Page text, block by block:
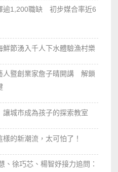
逾1,200職缺 初步媒合率近6
節湧入千人下水體驗漁村樂
人暨創業家詹子晴開講 解鎖
城市成為孩子的探索教室
的新潮流，太可怕了！
、徐巧芯、楊智妤接力追問：